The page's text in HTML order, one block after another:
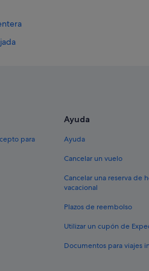
para
Ayuda
Ayuda
Cancelar un vuelo
Cancelar una reserva de
vacacional
Plazos de reembolso
Utilizar un cupón de
Documentos para viajes